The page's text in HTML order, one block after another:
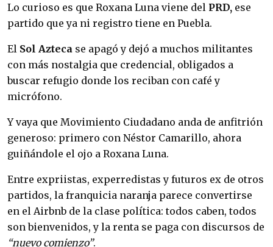
Lo curioso es que Roxana Luna viene del PRD, ese
partido que ya ni registro tiene en Puebla.
El Sol Azteca se apagó y dejó a muchos militantes
con más nostalgia que credencial, obligados a
buscar refugio donde los reciban con café y
micrófono.
Y vaya que Movimiento Ciudadano anda de anfitrión
generoso: primero con Néstor Camarillo, ahora
guiñándole el ojo a Roxana Luna.
Entre expriistas, experredistas y futuros ex de otros
partidos, la franquicia naranja parece convertirse
en el Airbnb de la clase política: todos caben, todos
son bienvenidos, y la renta se paga con discursos de
“nuevo comienzo”.